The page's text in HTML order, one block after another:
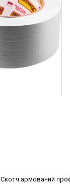
Скотч армований